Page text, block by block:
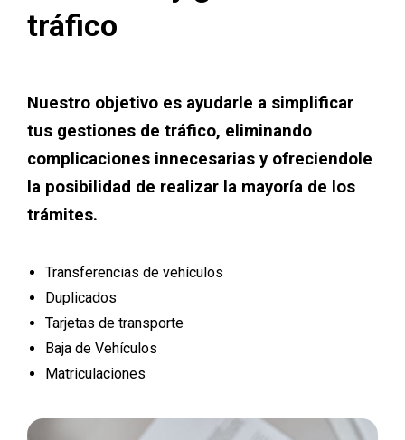
tráfico
Nuestro objetivo es ayudarle a simplificar
tus gestiones de tráfico, eliminando
complicaciones innecesarias y ofreciendole
la posibilidad de realizar la mayoría de los
trámites.
Transferencias de vehículos
Duplicados
Tarjetas de transporte
Baja de Vehículos
Matriculaciones